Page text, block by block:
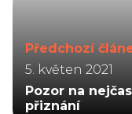
Předchozí
5. květen 2021
Pozor na
přiznání